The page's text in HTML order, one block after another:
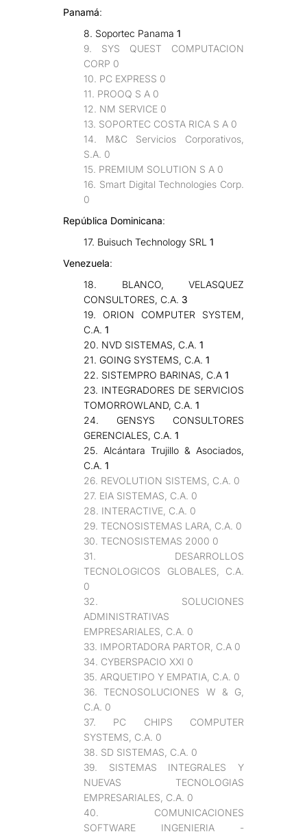
Panamá:
8. Soportec Panama 1
9. SYS QUEST COMPUTACION
CORP 0
10. PC EXPRESS 0
11. PROOQ S A 0
12. NM SERVICE 0
13. SOPORTEC COSTA RICA S A 0
14. M&C Servicios Corporativos,
S.A. 0
15. PREMIUM SOLUTION S A 0
16. Smart Digital Technologies Corp.
0
República Dominicana:
17. Buisuch Technology SRL 1
Venezuela:
18. BLANCO, VELASQUEZ
CONSULTORES, C.A. 3
19. ORION COMPUTER SYSTEM,
C.A. 1
20. NVD SISTEMAS, C.A. 1
21. GOING SYSTEMS, C.A. 1
22. SISTEMPRO BARINAS, C.A 1
23. INTEGRADORES DE SERVICIOS
TOMORROWLAND, C.A. 1
24. GENSYS CONSULTORES
GERENCIALES, C.A. 1
25. Alcántara Trujillo & Asociados,
C.A. 1
26. REVOLUTION SISTEMS, C.A. 0
27. EIA SISTEMAS, C.A. 0
28. INTERACTIVE, C.A. 0
29. TECNOSISTEMAS LARA, C.A. 0
30. TECNOSISTEMAS 2000 0
31. DESARROLLOS
TECNOLOGICOS GLOBALES, C.A.
0
32. SOLUCIONES
ADMINISTRATIVAS
EMPRESARIALES, C.A. 0
33. IMPORTADORA PARTOR, C.A 0
34. CYBERSPACIO XXI 0
35. ARQUETIPO Y EMPATIA, C.A. 0
36. TECNOSOLUCIONES W & G,
C.A. 0
37. PC CHIPS COMPUTER
SYSTEMS, C.A. 0
38. SD SISTEMAS, C.A. 0
39. SISTEMAS INTEGRALES Y
NUEVAS TECNOLOGIAS
EMPRESARIALES, C.A. 0
40. COMUNICACIONES
SOFTWARE INGENIERIA -